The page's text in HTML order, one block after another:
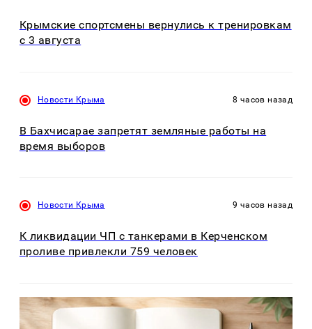
Крымские спортсмены вернулись к тренировкам
с 3 августа
Новости Крыма 8 часов назад
В Бахчисарае запретят земляные работы на
время выборов
Новости Крыма 9 часов назад
К ликвидации ЧП с танкерами в Керченском
проливе привлекли 759 человек